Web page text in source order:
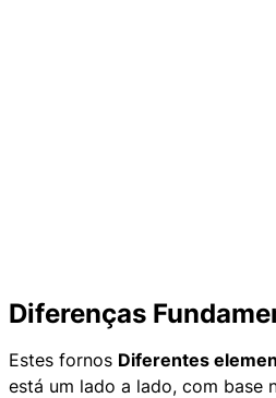
Diferenças
Estes fornos Diferentes
está um lado a lado, com base